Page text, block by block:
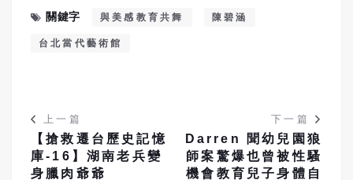
關鍵字
與美感教育共舞 陳碧涵
台北當代藝術館
上一篇
【搶救遷台歷史記憶
庫-16】湖南老兵變
身臘肉爺爺
下一篇
Darren 聞幼兒園狼
師案驚爆也曾被性騷
機會教育兒子身體自